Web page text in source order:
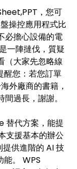
，您可
操控應用程式比
必擔心設備的電
一陣撻伐，質疑
（大家先忽略線
醒您：若您訂單
外廠商的書籍，
過長，謝謝。
代方案，能提
支援基本的辦公
供進階的 AI 技
。 WPS